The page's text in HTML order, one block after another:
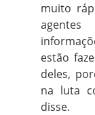
muito
estão
deles,
na luta
disse.